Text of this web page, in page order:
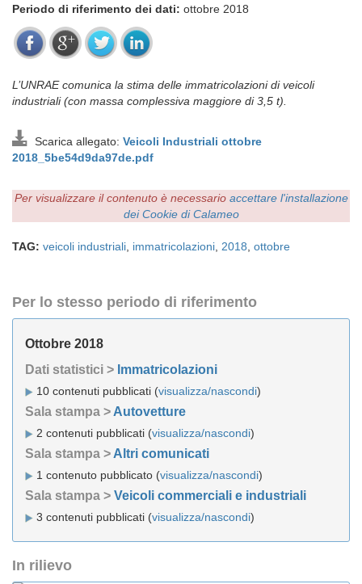
Periodo di riferimento dei dati: ottobre 2018
L’UNRAE comunica la stima delle immatricolazioni di veicoli
industriali (con massa complessiva maggiore di 3,5 t).
Scarica allegato: Veicoli Industriali ottobre
2018_5be54d9da97de.pdf
Per visualizzare il contenuto è necessario accettare l'installazione
dei Cookie di Calameo
TAG: veicoli industriali immatricolazioni 2018 ottobre
Per lo stesso periodo di riferimento
Ottobre 2018
Dati statistici > Immatricolazioni
10 contenuti pubblicati (visualizza/nascondi)
Sala stampa > Autovetture
2 contenuti pubblicati (visualizza/nascondi)
Sala stampa > Altri comunicati
1 contenuto pubblicato (visualizza/nascondi)
Sala stampa > Veicoli commerciali e industriali
3 contenuti pubblicati (visualizza/nascondi)
In rilievo